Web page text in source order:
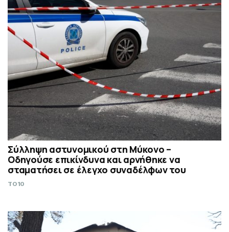
Σύλληψη αστυνομικού στη Μύκονο –
Οδηγούσε επικίνδυνα και αρνήθηκε να
σταματήσει σε έλεγχο συναδέλφων του
TO10